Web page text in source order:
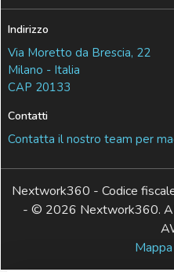
Indirizzo
Via Moretto da Brescia, 22
Milano - Italia
CAP 20133
Contatti
Contatta il nostro team per
Nextwork360 - Codice
- © 2026 Nextwork360.